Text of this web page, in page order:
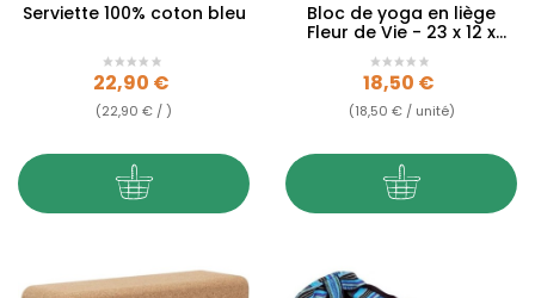
Serviette 100% coton bleu
Prix
22,90 €
(22,90 € / )
Bloc de yoga en liège
Fleur de Vie - 23 x 12 x
7.5cm
Prix
18,50 €
(18,50 € / unité)